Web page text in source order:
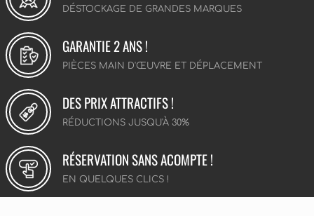
DÉSTOCKAGE DE GRANDES MARQUES
GARANTIE 2 ANS !
PIÈCES MAIN D'ŒUVRE ET DÉPLACEMENT
DES PRIX ATTRACTIFS !
RÉDUCTIONS JUSQU'À 30%
RÉSERVATION SANS ACOMPTE !
EN QUELQUES CLICS !